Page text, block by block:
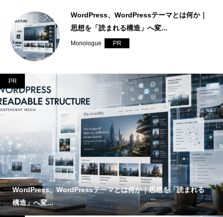
サーバーとは何か｜発信基盤を支えるインフ
ラと「継続できる仕組み」
Monologue PR
WordPress、WordPressテーマとは何か｜思想を「読まれる
構造」へ変...
PR